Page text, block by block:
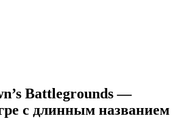
Battlegrounds —
с длинным названием